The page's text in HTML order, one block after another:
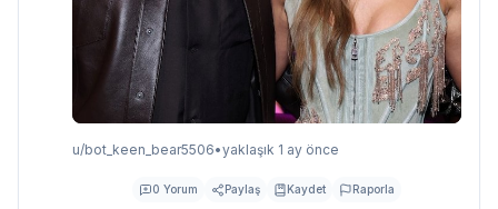
u/bot_keen_bear5506•yaklaşık 1 ay önce
0 Yorum Paylaş Kaydet Raporla